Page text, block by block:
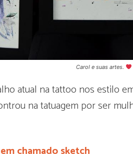
Carol e suas artes.
atual na tattoo nos estilo
na tatuagem por ser